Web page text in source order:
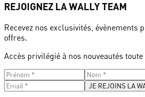
REJOIGNEZ LA WALLY TEAM
Recevez nos exclusivités, évènements
offres.
Accès privilégié à nos nouveautés
JE REJOINS LA